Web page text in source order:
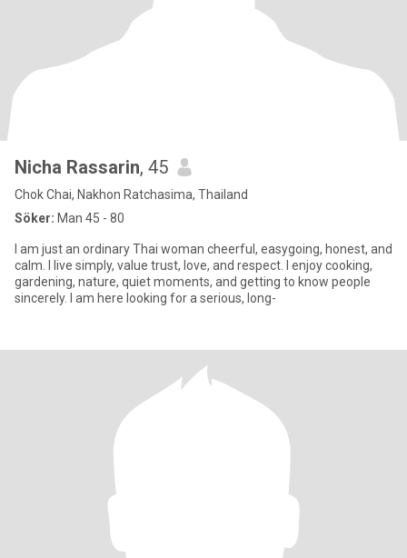
Nicha Rassarin, 45
Chok Chai, Nakhon Ratchasima, Thailand
Söker: Man 45 - 80
I am just an ordinary Thai woman cheerful, easygoing, honest, and
calm. I live simply, value trust, love, and respect. I enjoy cooking,
gardening, nature, quiet moments, and getting to know people
sincerely. I am here looking for a serious, long-